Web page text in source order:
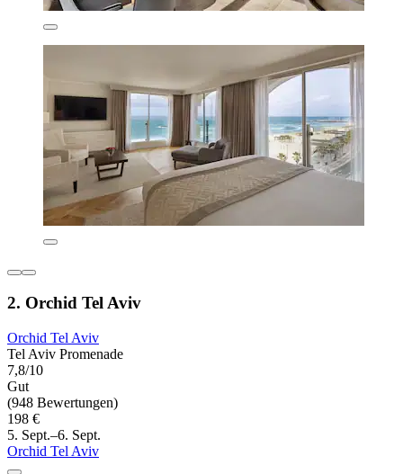
2. Orchid Tel Aviv
Orchid Tel Aviv
Tel Aviv Promenade
7,8/10
Gut
(948 Bewertungen)
198 €
5. Sept.–6. Sept.
Orchid Tel Aviv